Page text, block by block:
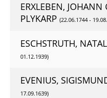
ERXLEBEN, JOHANN
PLYKARP (22.06.1744 -
ESCHSTRUTH,
01.12.1939)
EVENIUS,
17.09.1639)